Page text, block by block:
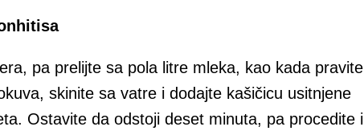
pa prelijte sa pola litre mleka, kao kada pravite
skinite sa vatre i dodajte kašičicu usitnjene
Ostavite da odstoji deset minuta, pa procedite i